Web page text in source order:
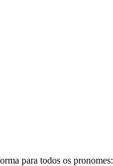
para todos os pronomes: